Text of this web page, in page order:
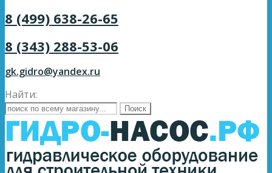
8 (499) 638-26-65
8 (343) 288-53-06
gk.gidro@yandex.ru
Найти: